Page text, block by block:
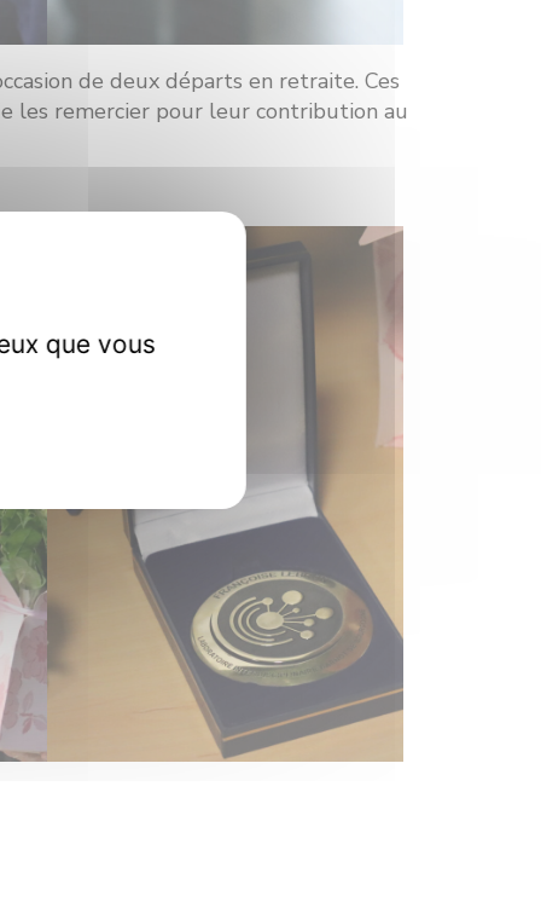
de deux départs en retraite. Ces
les remercier pour leur contribution au
que vous